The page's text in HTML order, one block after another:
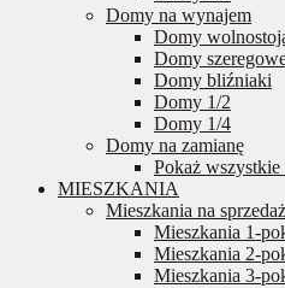
Domy na wynajem
Domy
Domy
Domy bliźniaki
Domy 1/2
Domy 1/4
Domy na zamianę
Pokaż
MIESZKANIA
Mieszkania na sprzedaż
Mieszkania 1-
Mieszkania 2-
Mieszkania 3-